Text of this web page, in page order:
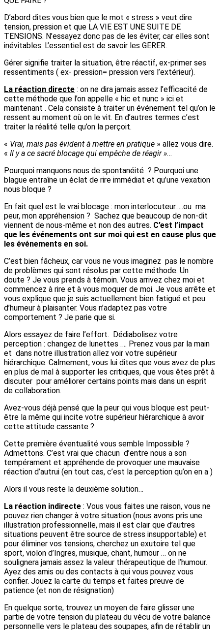
D’abord dites vous bien que le mot « stress » veut dire
tension, pression et que LA VIE EST UNE SUITE DE
TENSIONS. N’essayez donc pas de les éviter, car elles sont
inévitables. L’essentiel est de savoir les GERER.
Gérer signifie traiter la situation, être réactif, ex-primer ses
ressentiments ( ex- pression= pression vers l’extérieur).
La réaction directe : on ne dira jamais assez l’efficacité de
cette méthode que l’on appelle « hic et nunc » ici et
maintenant . Cela consiste à traiter un événement tel qu’on le
ressent au moment où on le vit. En d’autres termes c’est
traiter la réalité telle qu’on la perçoit.
« Vrai, mais pas évident à mettre en pratique » allez vous dire.
« Il y a ce sacré blocage qui empêche de réagir »…
Pourquoi manquons nous de spontanéité ? Pourquoi une
blague entraîne un éclat de rire immédiat et qu’une vexation
nous bloque ?
En fait quel est le vrai blocage : mon interlocuteur…..ou ma
peur, mon appréhension ? Sachez que beaucoup de non-dit
viennent de nous-même et non des autres. C’est l’impact
que les événements ont sur moi qui est en cause plus que
les événements en soi.
C’est bien fâcheux, car vous ne vous imaginez pas le nombre
de problèmes qui sont résolus par cette méthode. Un
doute ? Je vous prends à témoin. Vous arrivez chez moi et
commencez à rire et à vous moquer de moi. Je vous arrête et
vous explique que je suis actuellement bien fatigué et peu
d’humeur à plaisanter. Vous n’adaptez pas votre
comportement ? Je parie que si.
Alors essayez de faire l’effort. Dédiabolisez votre
perception : changez de lunettes …. Prenez vous par la main
et dans notre illustration allez voir votre supérieur
hiérarchique. Calmement, vous lui dites que vous avez de plus
en plus de mal à supporter les critiques, que vous êtes prêt à
discuter pour améliorer certains points mais dans un esprit
de collaboration.
Avez-vous déjà pensé que la peur qui vous bloque est peut-
être la même qui incite votre supérieur hiérarchique à avoir
cette attitude cassante ?
Cette première éventualité vous semble Impossible ?
Admettons. C’est vrai que chacun d’entre nous a son
tempérament et appréhende de provoquer une mauvaise
réaction d’autrui (en tout cas, c’est la perception qu’on en a )
Alors il vous reste la deuxième solution…
La réaction indirecte : Vous vous faites une raison, vous ne
pouvez rien changer à votre situation (nous avons pris une
illustration professionnelle, mais il est clair que d’autres
situations peuvent être source de stress insupportable) et
pour éliminer vos tensions, cherchez un exutoire tel que
sport, violon d’Ingres, musique, chant, humour … on ne
soulignera jamais assez la valeur thérapeutique de l’humour.
Ayez des amis ou des contacts à qui vous pouvez vous
confier. Jouez la carte du temps et faites preuve de
patience (et non de résignation)
En quelque sorte, trouvez un moyen de faire glisser une
partie de votre tension du plateau du vécu de votre balance
personnelle vers le plateau des soupapes, afin de rétablir un